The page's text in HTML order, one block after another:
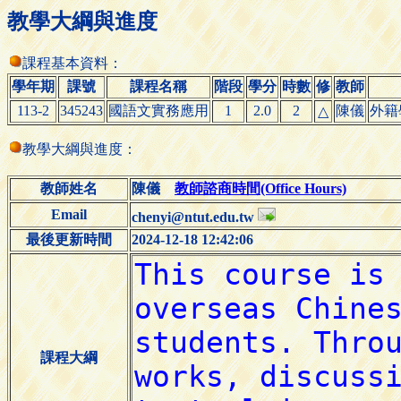
教學大綱與進度
課程基本資料：
學年期
課號 課程名稱 階段 學分 時數 修 教師
113-2
345243 國語文實務應用 1 2.0 2 △ 陳儀 外
教學大綱與進度：
教師姓名 陳儀教師諮商時間(Office Hours)
Email
chenyi@ntut.edu.tw
最後更新時間
2024-12-18 12:42:06
課程大綱